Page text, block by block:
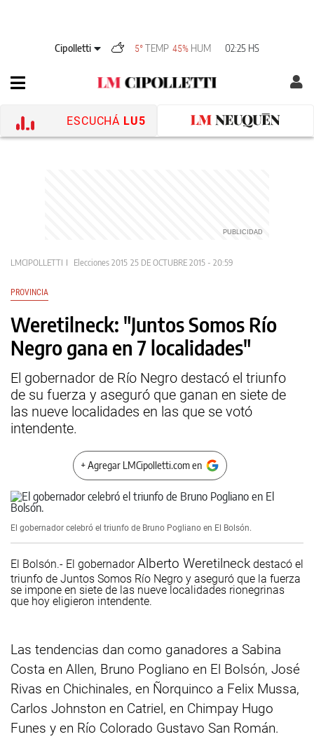
Cipolletti 5° TEMP 45% HUM 02:25 HS
ESCUCHÁ LU5
LMCIPOLLETTI Elecciones 2015 25 DE OCTUBRE 2015 - 20:59
PROVINCIA
Weretilneck: "Juntos Somos Río
Negro gana en 7 localidades"
El gobernador de Río Negro destacó el triunfo
de su fuerza y aseguró que ganan en siete de
las nueve localidades en las que se votó
intendente.
+ Agregar LMCipolletti.com en
El gobernador celebró el triunfo de Bruno Pogliano en El Bolsón.
El Bolsón.- El gobernadorAlberto Weretilneck destacó el
triunfo de Juntos Somos Río Negro y aseguró que la fuerza
se impone en siete de las nueve localidades rionegrinas
que hoy eligieron intendente.
Las tendencias dan como ganadores a Sabina
Costa en Allen, Bruno Pogliano en El Bolsón, José
Rivas en Chichinales, en Ñorquinco a Felix Mussa,
Carlos Johnston en Catriel, en Chimpay Hugo
Funes y en Río Colorado Gustavo San Román.